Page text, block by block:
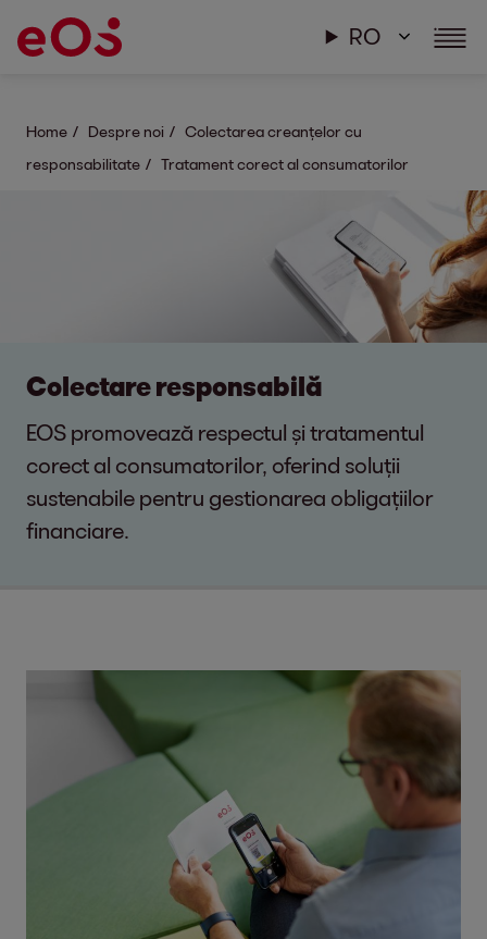
RO
Home Despre noi
Colectarea creanțelor cu
responsabilitate
Tratament corect al consumatorilor
Colectare responsabilă
EOS promovează respectul și tratamentul
corect al consumatorilor, oferind soluții
sustenabile pentru gestionarea obligațiilor
financiare.